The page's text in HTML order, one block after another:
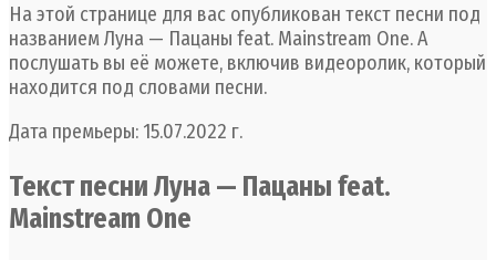
На этой странице для вас опубликован текст песни под
названием Луна — Пацаны feat. Mainstream One. А
послушать вы её можете, включив видеоролик, который
находится под словами песни.
Дата премьеры: 15.07.2022 г.
Текст песни Луна — Пацаны feat.
Mainstream One